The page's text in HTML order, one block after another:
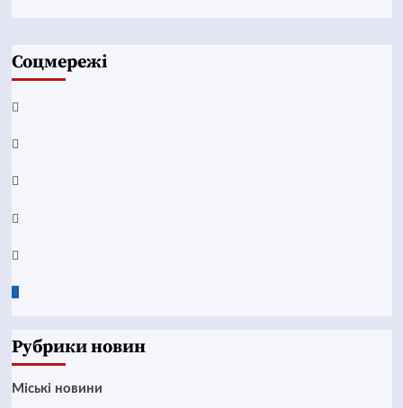
Соцмережі
Facebook
YouTube
Telegram
Instagram
Twitter
Google
Рубрики новин
Mіські новини